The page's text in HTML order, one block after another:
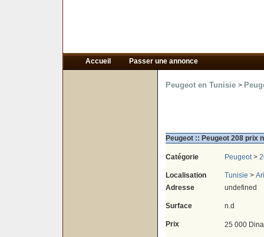
Accueil Passer une annonce
Peugeot en Tunisie >
Peugeot :: Peugeot 208 prix
Catégorie Peugeot>
Localisation Tunisie >
Adresse
undefined
Surface n.d
Prix 25 000